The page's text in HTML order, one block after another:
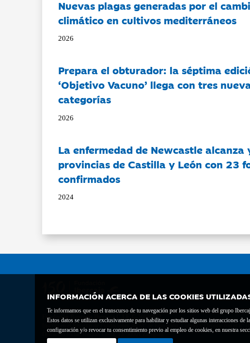
INFORMACIÓN ACERCA DE LAS COOKIES
Te informamos que en el transcurso de tu navegación por los sitios web del grupo
Estos datos se utilizan exclusivamente para habilitar y estudiar algunas interacciones
configuración y/o revocar tu consentimiento previo al empleo de cookies, en nuestra
Nuevas plagas generadas por el
climático en cultivos mediterráneos
2026
Prepara el obturador: la séptima
‘Objetivo Vacuno’ llega con tres
categorías
2026
La enfermedad de Newcastle alcanza
provincias de Castilla y León con 23
confirmados
2024
Fundación Bancaria Ibercaja C.I.F. G-50000652.
Inscrita en el Registro de Fundaciones del Mº de Educación, Cultura y Deporte con el nº
Domicilio social: Joaquín Costa, 13. 50001 Zaragoza.